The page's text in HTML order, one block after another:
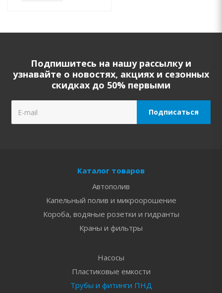
Подпишитесь на нашу рассылку и
узнавайте о новостях, акциях и сезонных
скидках до 50% первыми
Каталог товаров
Автополив
Капельный полив и микроорошение
Короба, водяные розетки и гидранты
Краны и фильтры
Насосы
Пластиковые емкости
Трубы и фитинги ПНД